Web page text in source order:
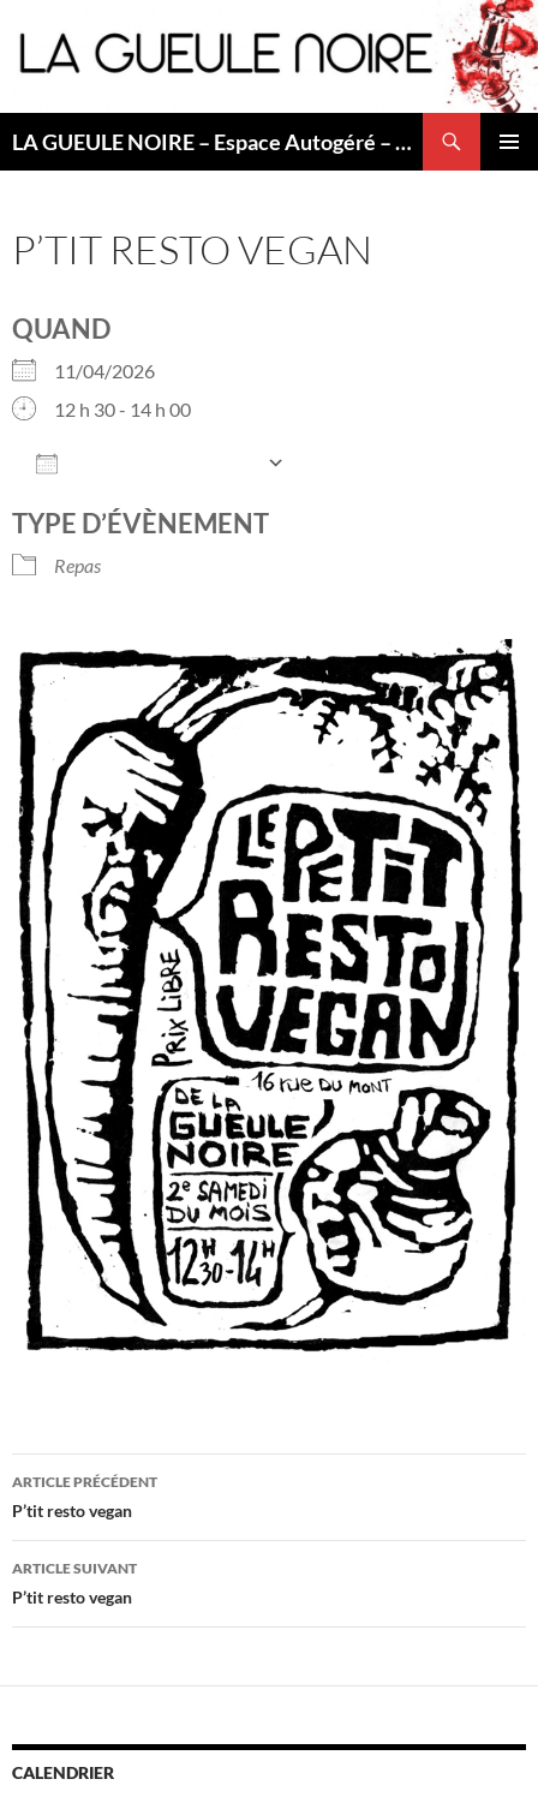
au
contenu
LA GUEULE NOIRE – Espace Autogéré – Saint Etienne
P’TIT RESTO VEGAN
QUAND
11/04/2026
12 h 30 - 14 h 00
TYPE D’ÉVÈNEMENT
Repas
Navigation
des
articles
ARTICLE PRÉCÉDENT
P’tit resto vegan
ARTICLE SUIVANT
P’tit resto vegan
CALENDRIER